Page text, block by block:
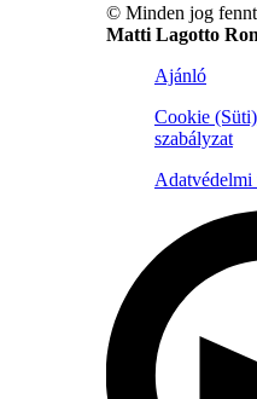
© Minden jog
Matti Lagotto
Ajánló
Cookie
szabályzat
Adatvédelmi